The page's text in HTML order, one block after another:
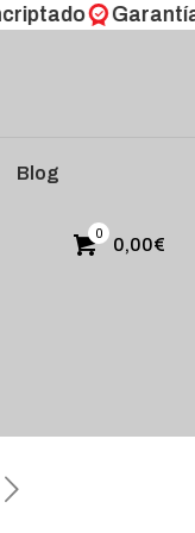
Garantía de
Blog
0
0,00€